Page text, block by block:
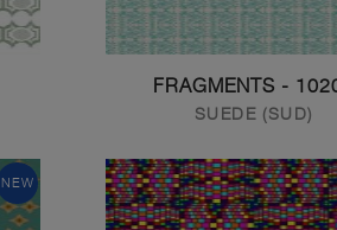
10208 -
SUEDE (SUD)
NEW